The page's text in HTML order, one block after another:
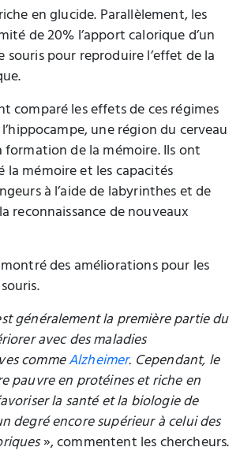
en glucide. Parallèlement, les
de 20% l’apport calorique d’un
souris pour reproduire l’effet de la
comparé les effets de ces régimes
une région du cerveau
de la mémoire. Ils ont
la mémoire et les capacités
à l’aide de labyrinthes et de
reconnaissance de nouveaux
des améliorations pour les
généralement la première partie du
avec des maladies
commeAlzheimer. Cependant, le
pauvre en protéines et riche en
la santé et la biologie de
degré encore supérieur à celui des
», commentent les chercheurs.